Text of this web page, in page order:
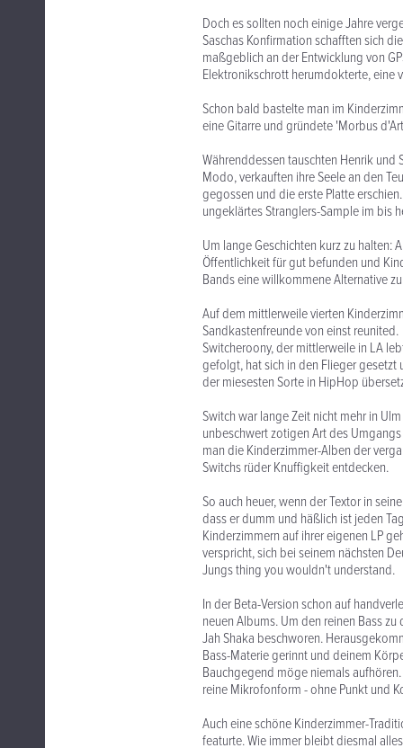
Doch es sollten noch einige Jahre
Saschas Konfirmation schafften sich
maßgeblich an der Entwicklung von
Elektronikschrott herumdokterte, eine
Schon bald bastelte man im
eine Gitarre und gründete 'Morbus
Währenddessen tauschten Henrik und
Modo, verkauften ihre Seele an den
gegossen und die erste Platte
ungeklärtes Stranglers-Sample im bis
Um lange Geschichten kurz zu
Öffentlichkeit für gut befunden und
Bands eine willkommene Alternative
Auf dem mittlerweile vierten
Sandkastenfreunde von einst reunited.
Switcheroony, der mittlerweile in LA
gefolgt, hat sich in den Flieger gesetzt
der miesesten Sorte in HipHop
Switch war lange Zeit nicht mehr in
unbeschwert zotigen Art des
man die Kinderzimmer-Alben der
Switchs rüder Knuffigkeit entdecken.
So auch heuer, wenn der Textor in
dass er dumm und häßlich ist jeden
Kinderzimmern auf ihrer eigenen LP
verspricht, sich bei seinem nächsten
Jungs thing you wouldn't understand.
In der Beta-Version schon auf
neuen Albums. Um den reinen Bass
Jah Shaka beschworen.
Bass-Materie gerinnt und deinem
Bauchgegend möge niemals
reine Mikrofonform - ohne Punkt und
Auch eine schöne Kinderzimmer-
featurte. Wie immer bleibt diesmal